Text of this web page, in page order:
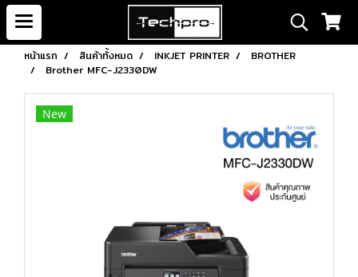
หน้าแรก สินค้าทั้งหมด INKJET PRINTER
BROTHER
Brother MFC-J2330DW
New